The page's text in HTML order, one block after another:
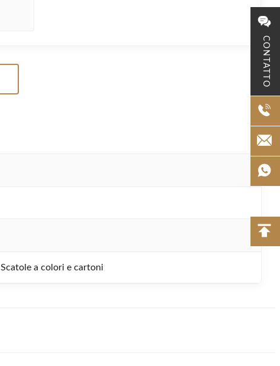
CONTATTO
Scatole a colori e cartoni